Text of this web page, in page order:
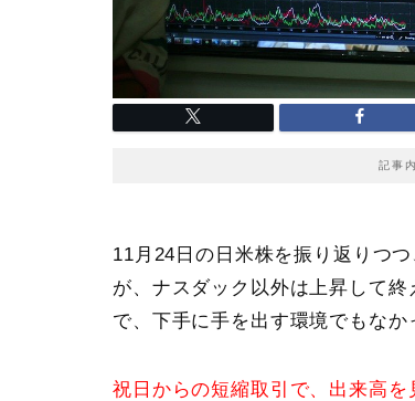
記事
11月24日の日米株を振り返りつ
が、 ナスダック以外は上昇して終
で、下手に手を出す環境でもなか
祝日からの短縮取引で、出来高